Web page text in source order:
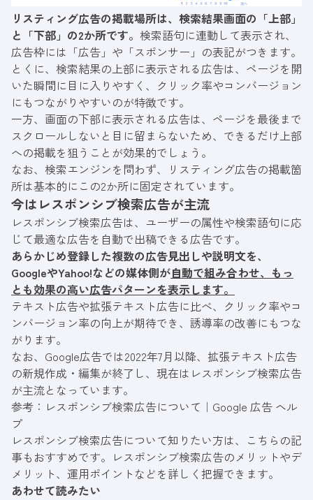
リスティング広告の掲載場所は、検索結果画面の「上部」
と「下部」の2か所です。 検索語句に連動して表示され、
広告枠には「広告」や「スポンサー」の表記がつきます。
とくに、検索結果の上部に表示される広告は、ページを開
いた瞬間に目に入りやすく、クリック率やコンバージョン
にもつながりやすいのが特徴です。
一方、画面の下部に表示される広告は、ページを最後まで
スクロールしないと目に留まらないため、できるだけ上部
への掲載を狙うことが効果的でしょう。
なお、検索エンジンを問わず、リスティング広告の掲載箇
所は基本的にこの2か所に固定されています。
今はレスポンシブ検索広告が主流
レスポンシブ検索広告は、ユーザーの属性や検索語句に応
じて最適な広告を自動で出稿できる広告です。
あらかじめ登録した複数の広告見出しや説明文を、
GoogleやYahoo!などの媒体側が自動で組み合わせ、もっ
とも効果の高い広告パターンを表示します。
テキスト広告や拡張テキスト広告に比べ、クリック率やコ
ンバージョン率の向上が期待でき、誘導率の改善にもつな
がります。
なお、Google広告では2022年7月以降、拡張テキスト広告
の新規作成・編集が終了し、現在はレスポンシブ検索広告
が主流となっています。
参考： レスポンシブ検索広告について｜Google 広告 ヘル
プ
レスポンシブ検索広告について知りたい方は、こちらの記
事もおすすめです。レスポンシブ検索広告のメリットやデ
メリット、運用ポイントなどを詳しく把握できます。
あわせて読みたい